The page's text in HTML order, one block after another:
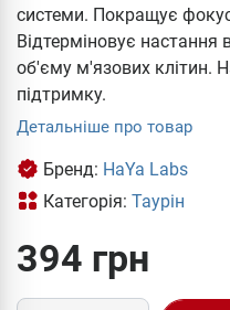
системи. Покращує
Відтерміновує
об'єму м'язових клітин.
підтримку.
Детальніше про товар
Бренд: HaYa Labs
Категорія: Таурін
394 грн